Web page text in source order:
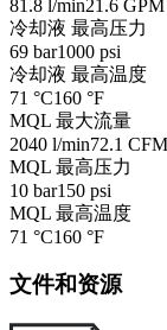
81.8 l/min21.6 GPM
冷却液 最高压力
69 bar1000 psi
冷却液 最高温度
71 °C160 °F
MQL 最大流量
2040 l/min72.1 CFM
MQL 最高压力
10 bar150 psi
MQL 最高温度
71 °C160 °F
文件和资源